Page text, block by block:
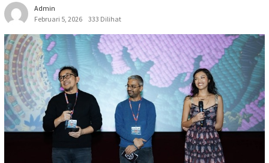
Admin
Februari 5, 2026
333 Dilihat